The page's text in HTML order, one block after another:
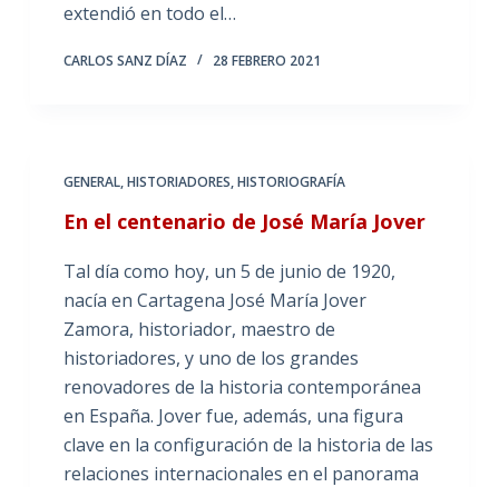
extendió en todo el…
CARLOS SANZ DÍAZ 28 FEBRERO 2021
GENERAL,HISTORIADORES,HISTORIOGRAFÍA
En el centenario de José María Jover
Tal día como hoy, un 5 de junio de 1920,
nacía en Cartagena José María Jover
Zamora, historiador, maestro de
historiadores, y uno de los grandes
renovadores de la historia contemporánea
en España. Jover fue, además, una figura
clave en la configuración de la historia de las
relaciones internacionales en el panorama